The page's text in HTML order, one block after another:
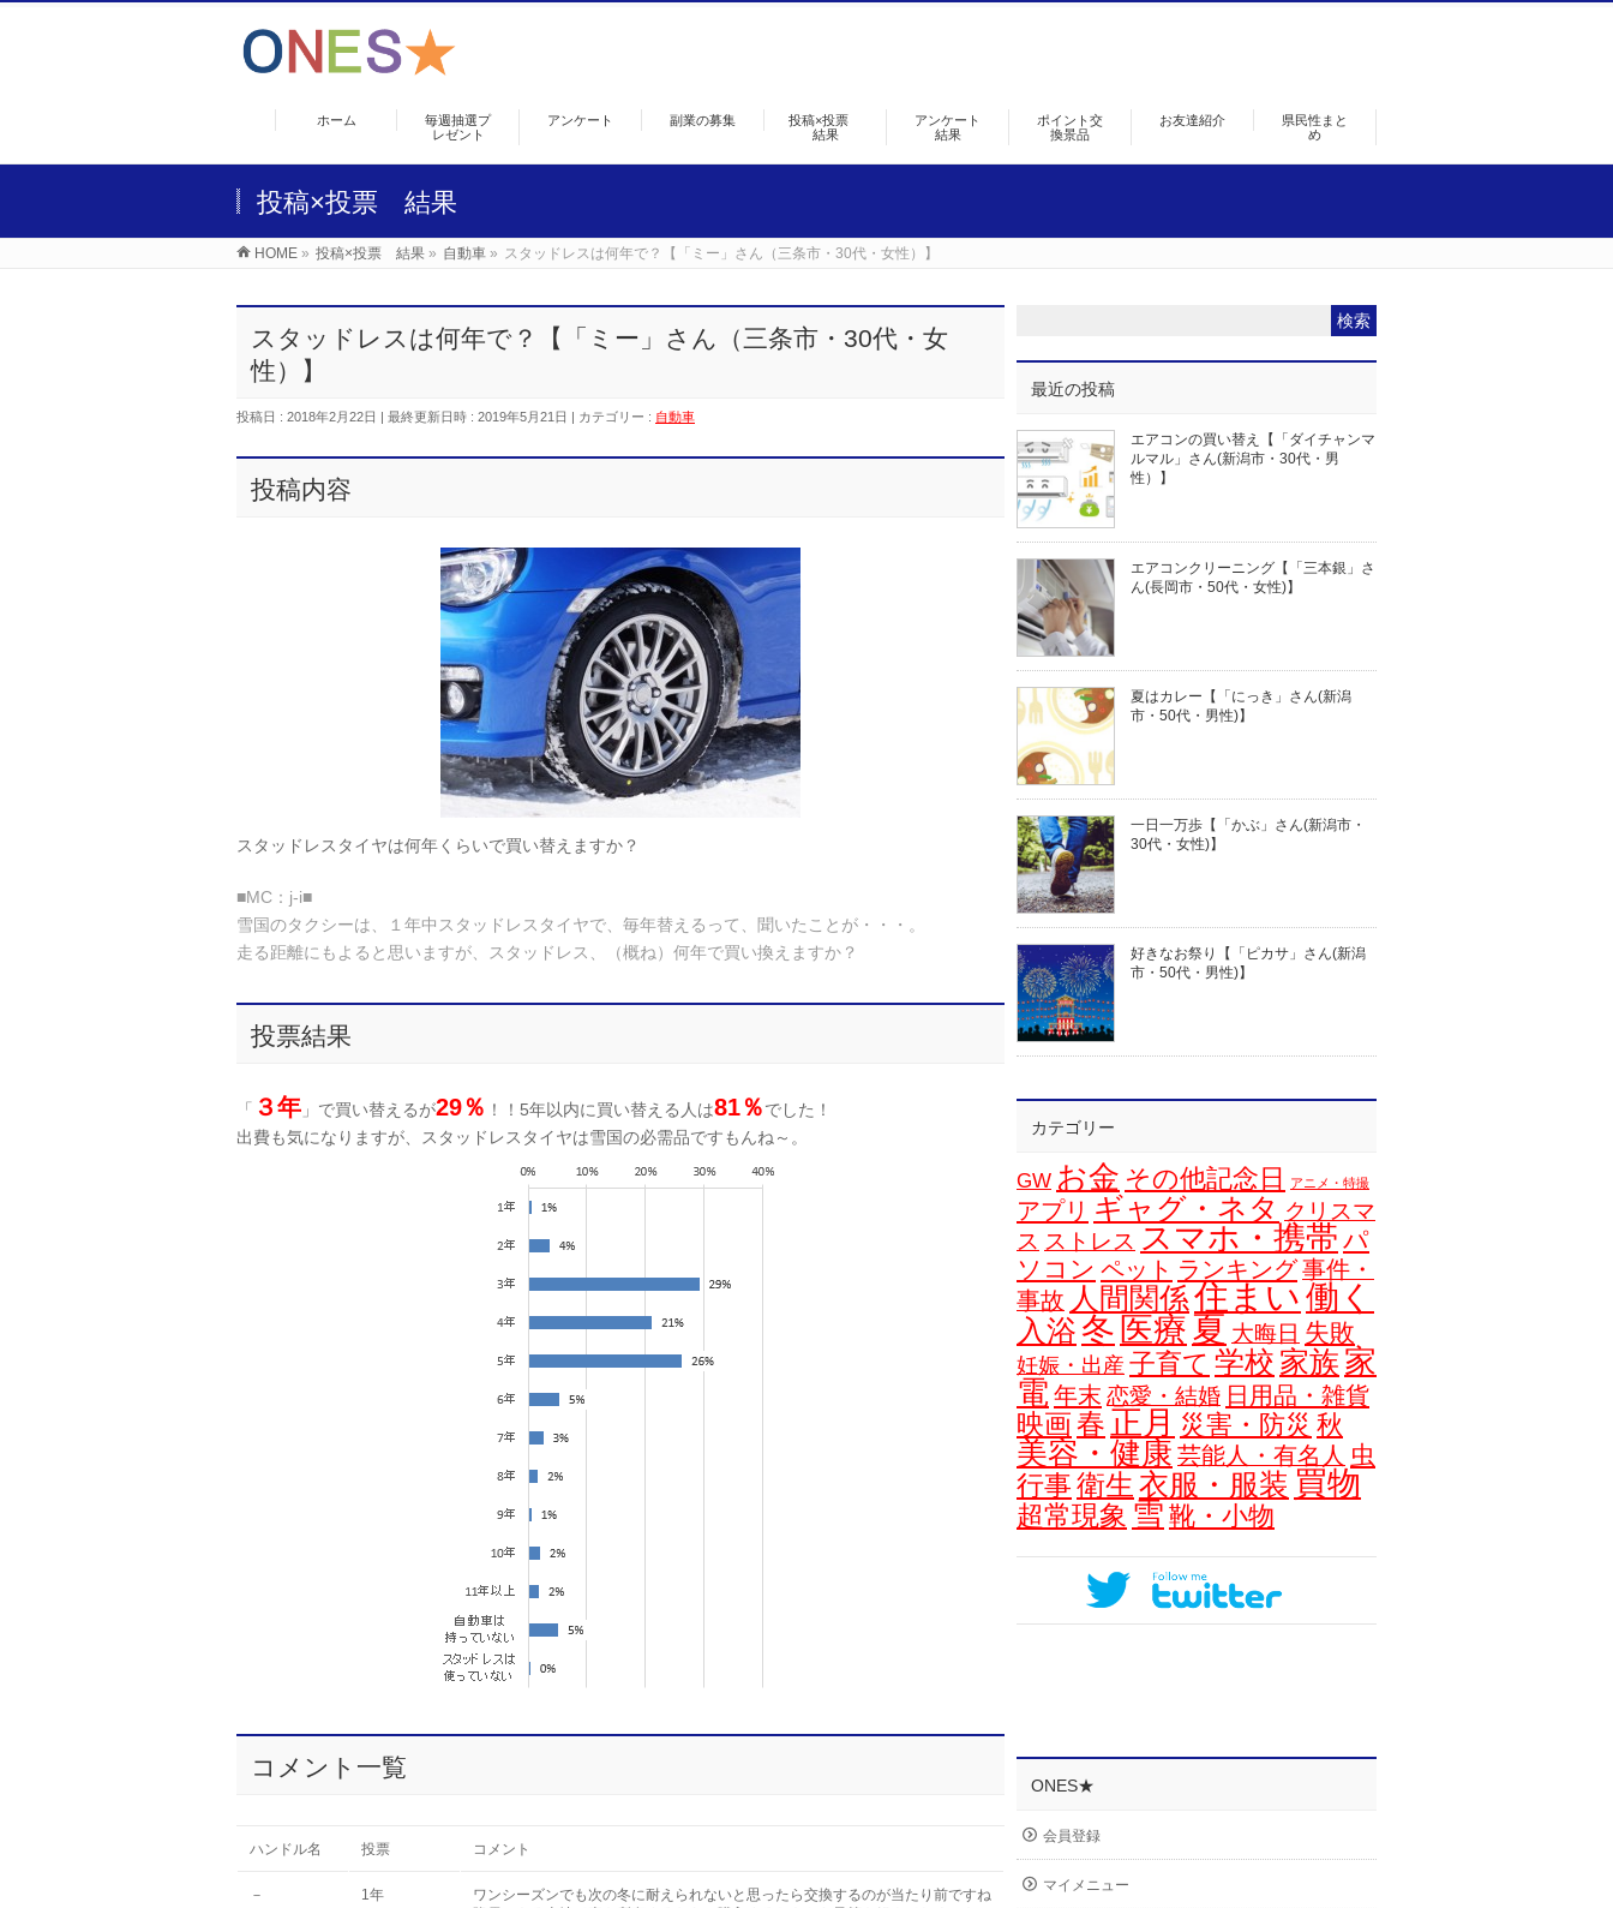
ホーム
毎週抽選プ
レゼント
アンケート 副業の募集
投稿×投票
結果
アンケート
結果
ポイント交
換景品
お友達紹介
県民性まと
め
投稿×投票 結果
HOME » 投稿×投票 結果 » 自動車 » スタッドレスは何年で？【「ミー」さん（三条市・30代・女性）】
スタッドレスは何年で？【「ミー」さん（三条市・30代・女
性）】
投稿日 : 2018年2月22日 最終更新日時 : 2019年5月21日 カテゴリー : 自動車
投稿内容
スタッドレスタイヤは何年くらいで買い替えますか？
■MC：j-i■
雪国のタクシーは、１年中スタッドレスタイヤで、毎年替えるって、聞いたことが・・・。
走る距離にもよると思いますが、スタッドレス、（概ね）何年で買い換えますか？
投票結果
「 ３年 」で買い替えるが29％ ！！5年以内に買い替える人は81％でした！
出費も気になりますが、スタッドレスタイヤは雪国の必需品ですもんね～。
コメント一覧
ハンドル名 投票 コメント
－ 1年
ワンシーズンでも次の冬に耐えられないと思ったら交換するのが当たり前ですね
最近の投稿
エアコンの買い替え【「ダイチャンマ
ルマル」さん(新潟市・30代・男
性）】
エアコンクリーニング【「三本銀」さ
ん(長岡市・50代・女性)】
夏はカレー【「にっき」さん(新潟
市・50代・男性)】
一日一万歩【「かぶ」さん(新潟市・
30代・女性)】
好きなお祭り【「ピカサ」さん(新潟
市・50代・男性)】
カテゴリー
GW お金 その他記念日 アニメ・特撮
アプリ ギャグ・ネタ クリスマ
ス ストレス スマホ・携帯 パ
ソコン ペット ランキング事件・
事故 人間関係住まい働く
入浴 冬 医療夏 大晦日 失敗
妊娠・出産 子育て 学校 家族 家
電 年末 恋愛・結婚 日用品・雑貨
映画春 正月 災害・防災 秋
美容・健康 芸能人・有名人 虫
行事衛生 衣服・服装 買物
超常現象 雪 靴・小物
ONES★
会員登録
マイメニュー